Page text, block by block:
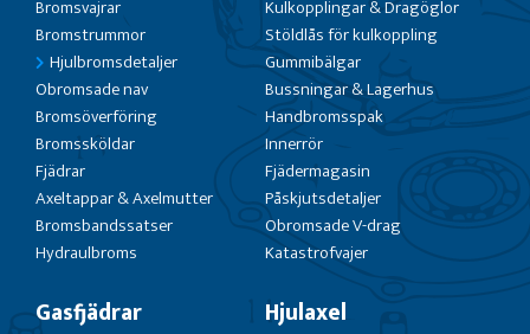
Bromsvajrar
Bromstrummor
Hjulbromsdetaljer
Obromsade nav
Bromsöverföring
Bromssköldar
Fjädrar
Axeltappar & Axelmutter
Bromsbandssatser
Hydraulbroms
Kulkopplingar & Dragöglor
Stöldlås för kulkoppling
Gummibälgar
Bussningar & Lagerhus
Handbromsspak
Innerrör
Fjädermagasin
Påskjutsdetaljer
Obromsade V-drag
Katastrofvajer
Gasfjädrar Hjulaxel